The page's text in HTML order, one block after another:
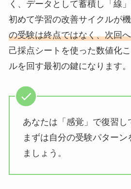
く、データとして蓄積し「線
初めて学習の改善サイクルが機
の受験は終点ではなく、次回
己採点シートを使った数値化
ルを回す最初の鍵になります。
あなたは「感覚」で復習し
まずは自分の受験パターン
ましょう。